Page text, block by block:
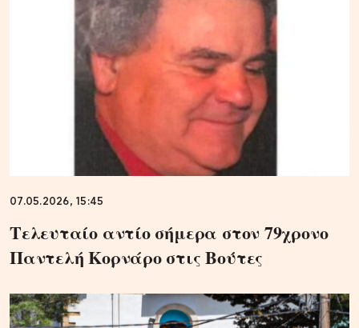
07.05.2026, 15:45
Τελευταίο αντίο σήμερα στον 79χρονο
Παντελή Κορνάρο στις Βούτες